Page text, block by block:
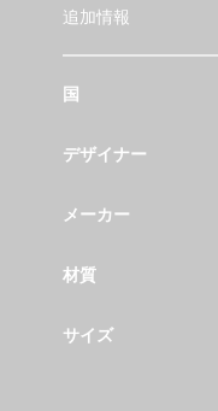
追加情報
国
デザイナー
メーカー
材質
サイズ